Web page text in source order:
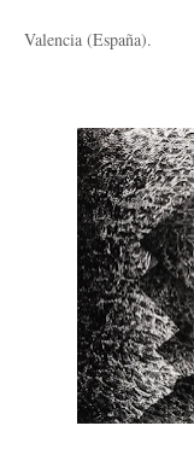
Valencia (España).